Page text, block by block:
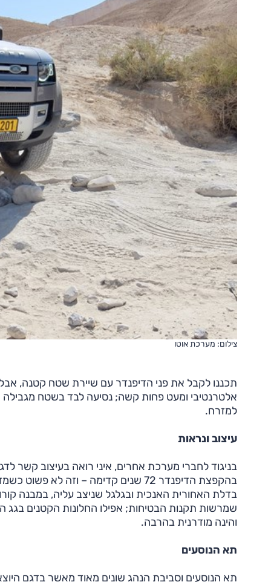
צילום: מערכת אוטו
תכננו לקבל את פני הדיפנדר עם שיירת שטח קטנה, אבל
אלטרנטיבי ומעט פחות קשה; נסיעה לבד בשטח
למזרח.
עיצוב ונראות
בניגוד לחברי מערכת אחרים, איני רואה בעיצוב קשר
בהקפצת הדיפנדר 72 שנים קדימה –
בדלת האחורית האנכית ובגלגל שניצב עליה, במבנה
שמרשות תקנות הבטיחות; אפילו החלונות הקטנים בגג
והינה מודרנית בהרבה.
תא הנוסעים
תא הנוסעים וסביבת הנהג שונים מאוד מאשר בדגם